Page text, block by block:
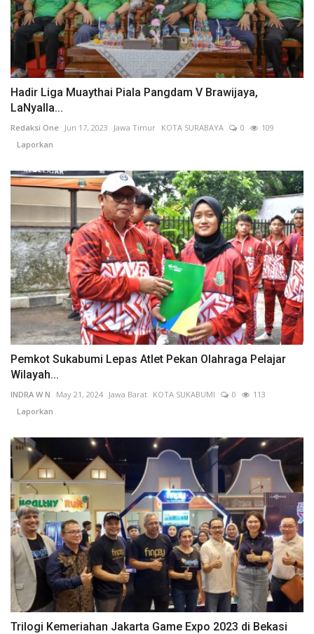
Hadir Liga Muaythai Piala Pangdam V Brawijaya,
LaNyalla...
Redaksi One Jun 17, 2023 Jawa Timur KOTA SURABAYA 0
109
Laporkan
Pemkot Sukabumi Lepas Atlet Pekan Olahraga Pelajar
Wilayah...
INDRA W N May 21, 2024 Jawa Barat KOTA SUKABUMI 0
113
Laporkan
Trilogi Kemeriahan Jakarta Game Expo 2023 di Bekasi